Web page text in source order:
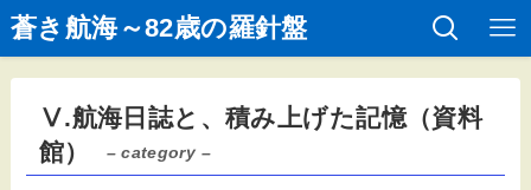
蒼き航海～82歳の羅針盤
Ⅴ.航海日誌と、積み上げた記憶（資料
館）
– category –